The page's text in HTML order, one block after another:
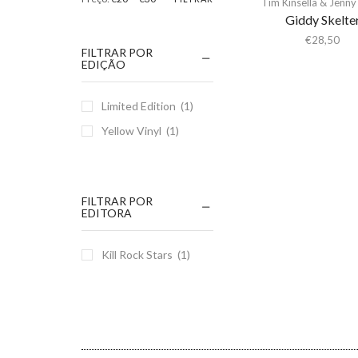
Giddy
€28,50
FILTRAR POR
EDIÇÃO
Limited Edition (1)
Yellow Vinyl (1)
FILTRAR POR
EDITORA
Kill Rock Stars (1)